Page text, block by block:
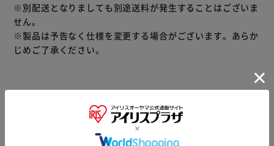
※別配送となりましても別途送料が発生することはございま
せん。
※製品は予告なく仕様を変更する場合がございます。あらか
じめご了承ください。